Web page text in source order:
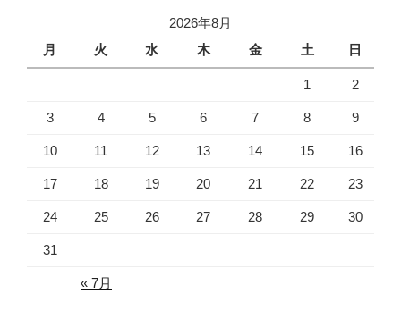
2026年8月
月
火 水 木 金 土 日
1 2
3 4 5 6 7 8 9
10 11 12 13 14 15 16
17 18 19 20 21 22 23
24 25 26 27 28 29 30
31
« 7月